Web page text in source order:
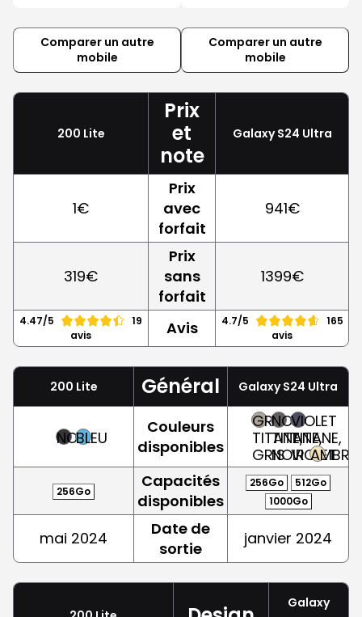
Comparer un autre
mobile
Comparer un autre
mobile
200 Lite
Prix
et
note
Galaxy S24 Ultra
1€
Prix
avec
forfait
941€
319€
Prix
sans
forfait
1399€
4.47/5
19
avis
Avis 4.7/5
165
avis
200 Lite Général Galaxy S24 Ultra
NOIRBLEU
Couleurs
disponibles
GRIS
TITANE,
GRIS
NOIR
TITANE,
NOIR
VIOLET
TITANE,
VIOLET
AMBRE
256Go
Capacités
disponibles
256Go
512Go
1000Go
mai 2024
Date de
sortie
janvier 2024
Galaxy